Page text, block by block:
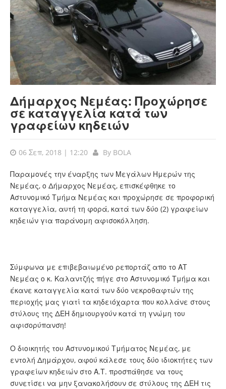
Δήμαρχος Νεμέας: Προχώρησε
σε καταγγελία κατά των
γραφείων κηδειών
06 Σεπ, 2018 | 12:20 By BOLA
Παραμονές την έναρξης των Μεγάλων Ημερών της
Νεμέας, ο Δήμαρχος Νεμέας, επισκέφθηκε το
Αστυνομικό Τμήμα Νεμέας και προχώρησε σε προφορική
καταγγελία, αυτή τη φορά, κατά των δύο (2) γραφείων
κηδειών για παράνομη αφισοκόλληση.
Σύμφωνα με επιβεβαιωμένο ρεπορτάζ απο το ΑΤ
Νεμέας ο κ. Καλαντζής πήγε στο Αστυνομικό Τμήμα και
έκανε καταγγελία κατά των δύο νεκροθαφτών της
περιοχής μας γιατί τα κηδειόχαρτα που κολλάνε στους
στύλους της ΔΕΗ δημιουργούν κατά τη γνώμη του
αφισορύπανση!
Ο διοικητής του Αστυνομικού Τμήματος Νεμέας, με
εντολή Δημάρχου, αφού κάλεσε τους δύο ιδιοκτήτες των
γραφείων κηδειών στο Α.Τ. προσπάθησε να τους
συνετίσει να μην ξανακολήσουν σε στύλους της ΔΕΗ τις